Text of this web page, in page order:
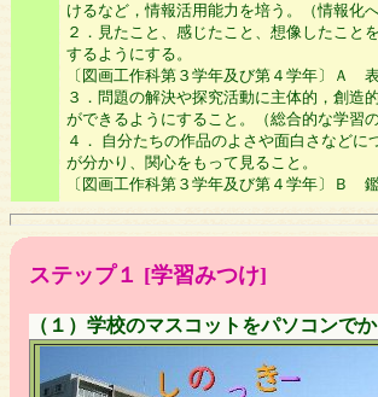
けるなど，情報活用能力を培う。（情報化
２．見たこと、感じたこと、想像したこと
するようにする。
〔図画工作科第３学年及び第４学年〕Ａ
３．問題の解決や探究活動に主体的，創造
ができるようにすること。（総合的な学習の
４． 自分たちの作品のよさや面白さなど
が分かり、関心をもって見ること。
〔図画工作科第３学年及び第４学年〕Ｂ
ステップ１ [学習みつけ]
（１）学校のマスコットをパソコンでか